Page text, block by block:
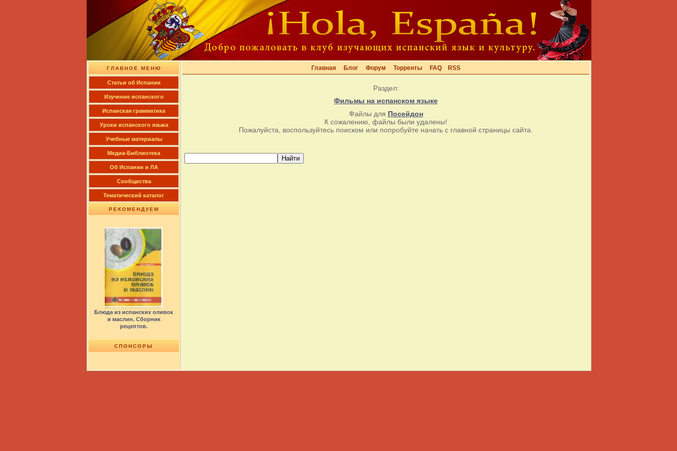
ГЛАВНОЕ МЕНЮ
Cтатьи об Испании
Изучение испанского
Испанская грамматика
Уроки испанского языка
Учебные материалы
Медиа-Библиотека
Об Испании и ЛА
Сообщества
Тематический каталог
РЕКОМЕНДУЕМ
Блюда из испанских оливок
и маслин. Сборник
рецептов.
СПОНСОРЫ
Главная Блог Форум Торренты FAQ RSS
Раздел:
Фильмы на испанском языке
Файлы для Посейдон
К сожалению, файлы были удалены!
Пожалуйста, воспользуйтесь поиском или попробуйте начать с главной страницы сайта.